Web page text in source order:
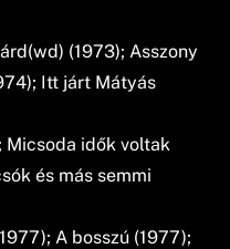
(1973); Asszony
Itt járt Mátyás
idők voltak
és más semmi
A bosszú (1977);